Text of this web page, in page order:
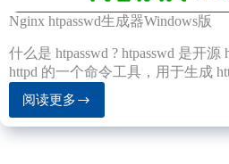
Nginx htpasswd生成器Windows版
什么是 htpasswd ? htpasswd 是开源
httpd 的一个命令工具，用于生成
阅读更多
Nginx
htpasswd
生